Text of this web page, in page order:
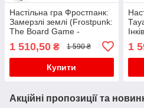
Настільна гра Фростпанк:
Замерзлі землі (Frostpunk:
The Board Game -
1 510,50 ₴ 1 590 ₴
Купити
1
Акційні пропозиції та